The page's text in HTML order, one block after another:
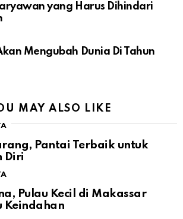
yang Harus Dihindari
Mengubah Dunia Di Tahun
MAY ALSO LIKE
Pantai Terbaik untuk
Diri
Pulau Kecil di Makassar
Keindahan